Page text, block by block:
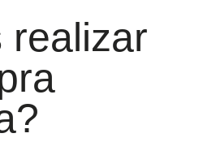
realizar